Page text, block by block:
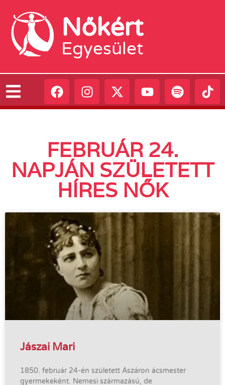
Nőkért
Egyesület
FEBRUÁR 24.
NAPJÁN SZÜLETETT
HÍRES NŐK
Jászai Mari
1850. február 24-én született Ászáron ácsmester
gyermekeként. Nemesi származású, de